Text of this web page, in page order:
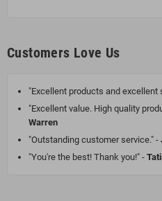
Customers Love Us
"Excellent products and excellent
"Excellent value. High quality
Warren
"Outstanding customer service." -
"You're the best! Thank you!" -